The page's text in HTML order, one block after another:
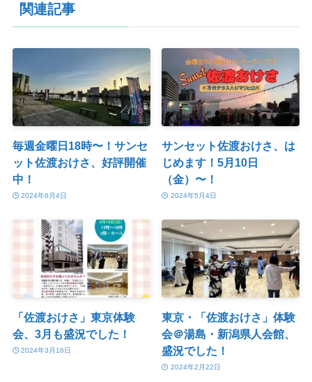
関連記事
毎週金曜日18時〜！サンセ
ット佐渡おけさ、好評開催
中！
2024年6月4日
サンセット佐渡おけさ、は
じめます！5月10日
（金）〜！
2024年5月4日
「佐渡おけさ」東京体験
会、3月も盛況でした！
2024年3月16日
東京・「佐渡おけさ」体験
会＠湯島・新潟県人会館、
盛況でした！
2024年2月22日